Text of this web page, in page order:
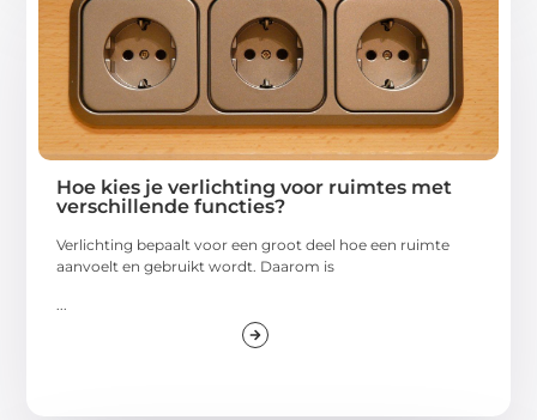
Hoe kies je verlichting voor ruimtes met
verschillende functies?
Verlichting bepaalt voor een groot deel hoe een ruimte
aanvoelt en gebruikt wordt. Daarom is
...